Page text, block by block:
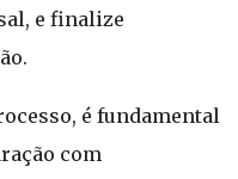
e finalize
é fundamental
com